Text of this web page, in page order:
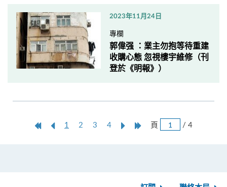
2023年11月24日
專欄
郭偉强 ：業主勿抱等待重建
收購心態 忽視樓宇維修（刊
登於《明報》）
第
上
1 2 3 4
NextLast頁 / 4跳